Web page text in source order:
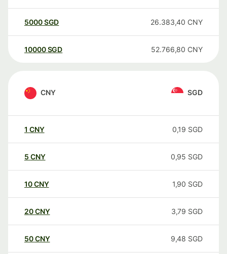
5000SGD 26.383,40 CNY
10000 SGD 52.766,80 CNY
CNY SGD
1 CNY 0,19 SGD
5 CNY 0,95 SGD
10CNY 1,90 SGD
20CNY 3,79 SGD
50CNY 9,48 SGD